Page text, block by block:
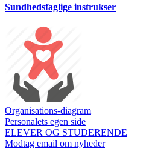
Sundhedsfaglige instrukser
Organisations-diagram
Personalets egen side
ELEVER OG STUDERENDE
Modtag email om nyheder